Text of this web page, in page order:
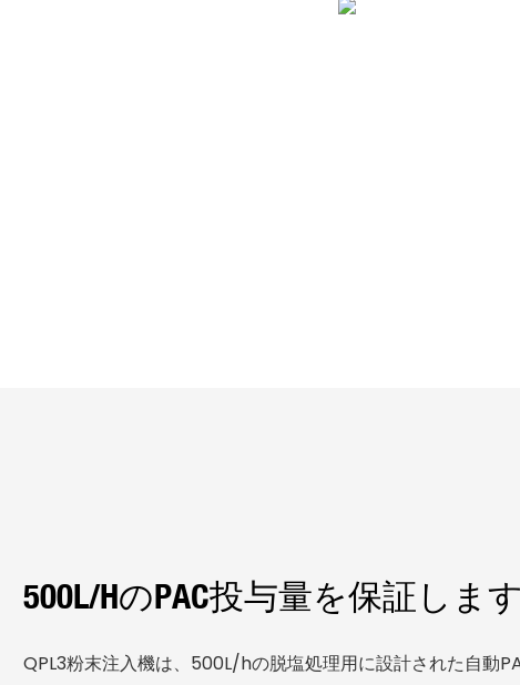
500L/hのPAC投与量を保証します
QPL3粉末注入機は、500L/hの脱塩処理用に設計された自動